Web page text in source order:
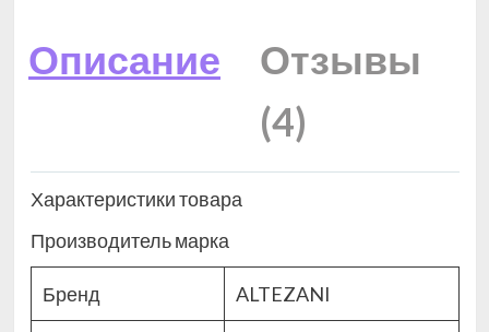
Описание
Отзывы
(4)
Характеристики товара
Производитель марка
Бренд ALTEZANI